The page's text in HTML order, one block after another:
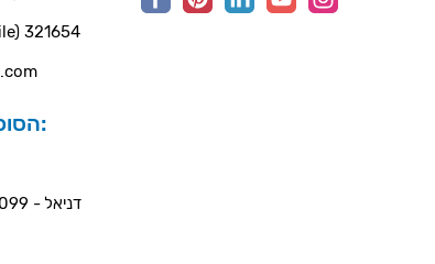
321654
הסוכנים שלנו:
דניאל - 050-997-2099